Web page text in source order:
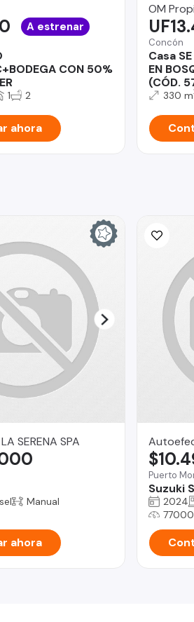
CON 50%
A estrenar
1 2
ahora
OM
Concón
Casa
EN
(CÓD.
330 m
SERENA SPA
Manual
ahora
Puerto
Suzuki
2024